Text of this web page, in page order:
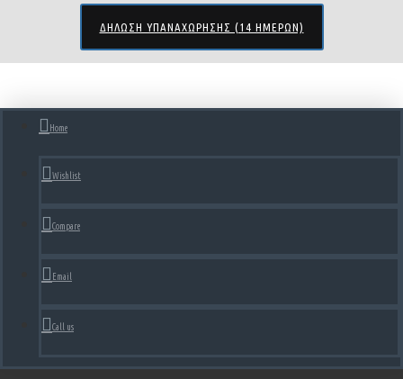
ΔΉΛΩΣΗ ΥΠΑΝΑΧΏΡΗΣΗΣ (14 ΗΜΕΡΏΝ)
Home
Wishlist
Compare
Email
Call us